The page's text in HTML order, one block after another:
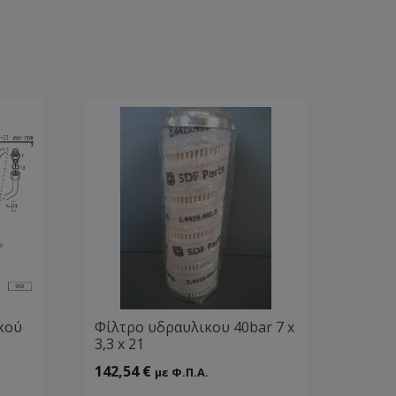
Φίλτρο υδραυλικου 40bar 7 x
3,3 x 21
142,54€ με Φ.Π.Α.